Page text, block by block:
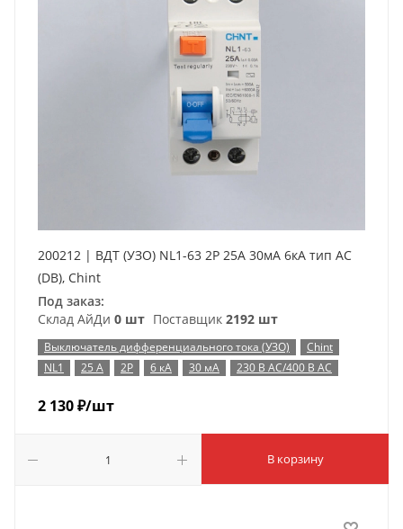
200212 | ВДТ (УЗО) NL1-63 2P 25А 30мА 6кА тип AC
(DB), Chint
Под заказ:
Склад АйДи 0 шт Поставщик 2192 шт
Выключатель дифференциального тока (УЗО)
Chint
NL1
25 А 2P 6 кА 30 мА 230 В AC/400 В AC
2 130₽/шт
В корзину